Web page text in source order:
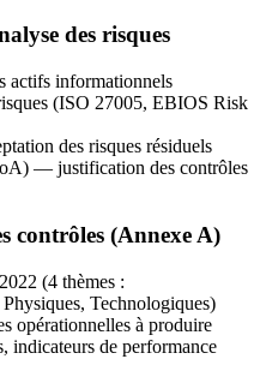
des risques
actifs informationnels
(ISO 27005, EBIOS Risk
des risques résiduels
— justification des contrôles
contrôles (Annexe A)
(4 thèmes :
Technologiques)
opérationnelles à produire
indicateurs de performance